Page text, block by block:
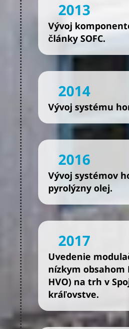
2013
Vývoj
články SOFC.
2014
Vývoj systému
2016
Vývoj systémov
pyrolýzny olej.
2017
Uvedenie
nízkym obsahom
HVO) na trh v
kráľovstve.